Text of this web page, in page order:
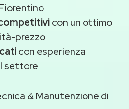
con un ottimo
prezzo
con esperienza
settore
& Manutenzione di